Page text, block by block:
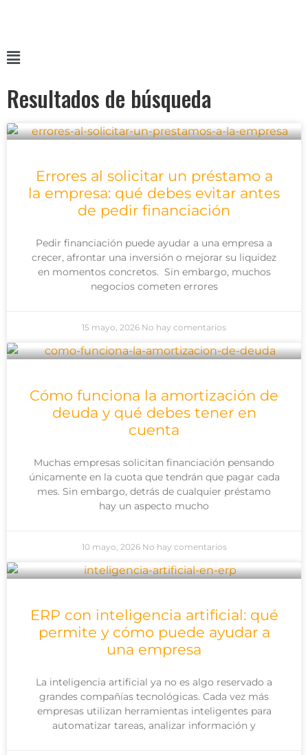
Resultados de búsqueda
Errores al solicitar un préstamo a
la empresa: qué debes evitar antes
de pedir financiación
Pedir financiación puede ayudar a una empresa a
crecer, afrontar una inversión o mejorar su liquidez
en momentos concretos. Sin embargo, muchos
negocios cometen errores
15 mayo, 2026 No hay comentarios
Cómo funciona la amortización de
deuda y qué debes tener en
cuenta
Muchas empresas solicitan financiación pensando
únicamente en la cuota que tendrán que pagar cada
mes. Sin embargo, detrás de cualquier préstamo
hay un aspecto mucho
10 mayo, 2026 No hay comentarios
ERP con inteligencia artificial: qué
permite y cómo puede ayudar a
una empresa
La inteligencia artificial ya no es algo reservado a
grandes compañías tecnológicas. Cada vez más
empresas utilizan herramientas inteligentes para
automatizar tareas, analizar información y